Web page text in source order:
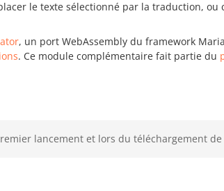
le texte sélectionné par la traduction, ou
, un port WebAssembly du framework
. Ce module complémentaire fait partie du
lancement et lors du téléchargement de